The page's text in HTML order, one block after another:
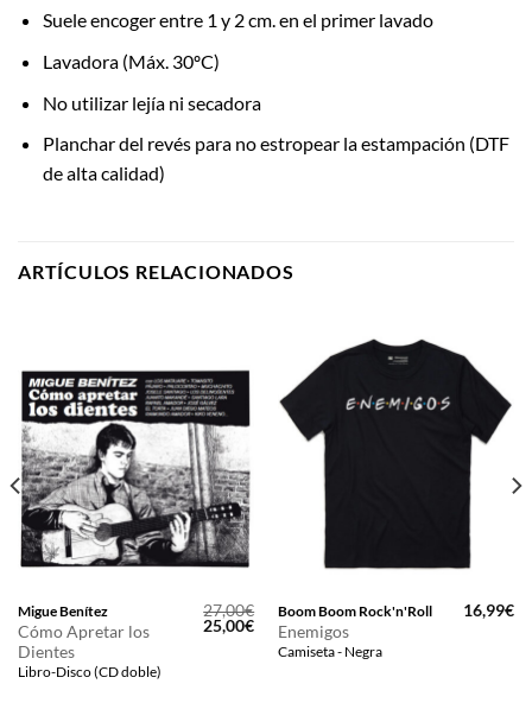
Suele encoger entre 1 y 2 cm. en el primer lavado
Lavadora (Máx. 30ºC)
No utilizar lejía ni secadora
Planchar del revés para no estropear la estampación (DTF
de alta calidad)
ARTÍCULOS RELACIONADOS
Migue Benítez
Cómo Apretar los
Dientes
Libro-Disco (CD doble)
27,00€
El
precio
25,00€El
precio
actual
Boom Boom Rock'n'Roll
Enemigos
Camiseta - Negra
16,99€